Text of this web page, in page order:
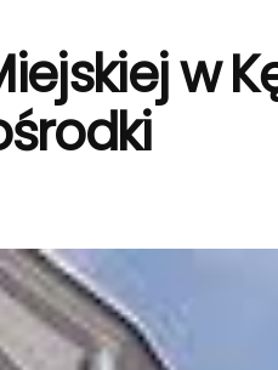
w